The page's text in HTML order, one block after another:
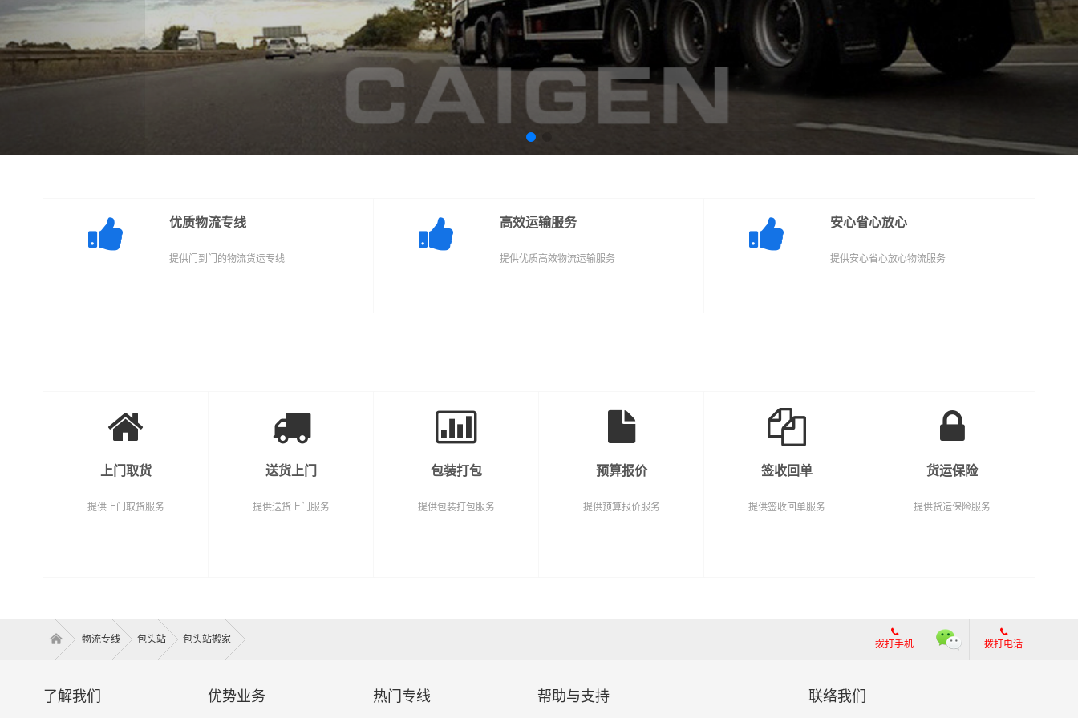
优质物流专线
提供门到门的物流货运专线
高效运输服务
提供优质高效物流运输服务
安心省心放心
提供安心省心放心物流服务
上门取货
提供上门取货服务
送货上门
提供送货上门服务
包装打包
提供包装打包服务
预算报价
提供预算报价服务
签收回单
提供签收回单服务
货运保险
提供货运保险服务
物流专线 包头站 包头站搬家 拨打手机 拨打电话
了解我们 优势业务 热门专线 帮助与支持 联络我们